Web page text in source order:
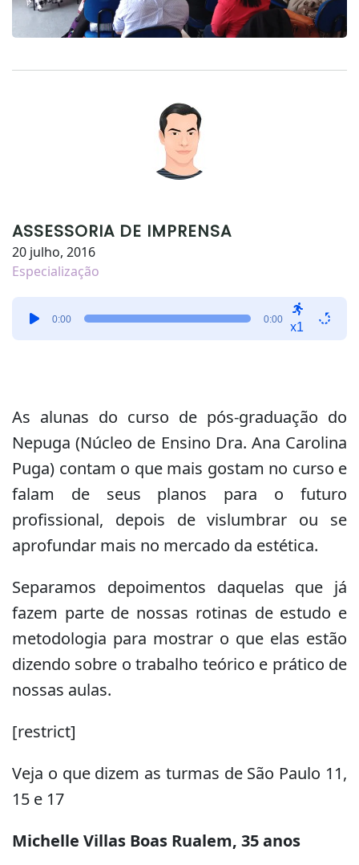
ASSESSORIA DE IMPRENSA
20 julho, 2016
Especialização
0:00 0:00
x1
As alunas do curso de pós-graduação do
Nepuga (Núcleo de Ensino Dra. Ana Carolina
Puga) contam o que mais gostam no curso e
falam de seus planos para o futuro
profissional, depois de vislumbrar ou se
aprofundar mais no mercado da estética.
Separamos depoimentos daquelas que já
fazem parte de nossas rotinas de estudo e
metodologia para mostrar o que elas estão
dizendo sobre o trabalho teórico e prático de
nossas aulas.
[restrict]
Veja o que dizem as turmas de São Paulo 11,
15 e 17
Michelle Villas Boas Rualem, 35 anos